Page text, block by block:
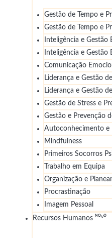
Gestão de Tempo e
Gestão de Tempo e
Inteligência e Gestão
Inteligência e Gestão
Comunicação
Liderança e Gestão
Liderança e Gestão
Gestão de Stress e
Gestão e Prevenção
Autoconhecimento e
Mindfulness
Primeiros Socorros
Trabalho em Equipa
Organização e
Procrastinação
Imagem Pessoal
Recursos Humanos ᴺᴼⱽᴼ